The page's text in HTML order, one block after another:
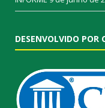
DESENVOLVIDO POR